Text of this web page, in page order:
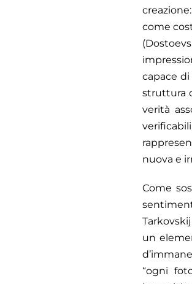
come
capace
struttura
verità
nuova e
Come
un
“ogni